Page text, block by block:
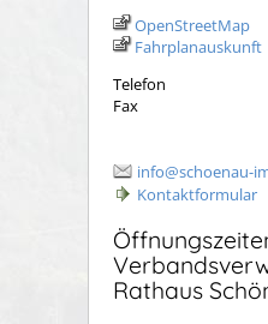
OpenStreetMap
Fahrplanauskunft
Telefon
Fax
info@schoenau-
Kontaktformular
Rathaus